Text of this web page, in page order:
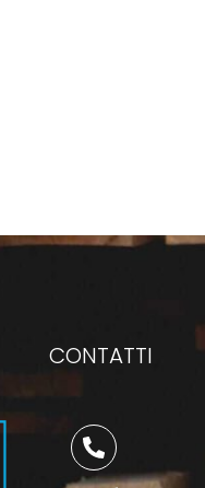
CONTATTI